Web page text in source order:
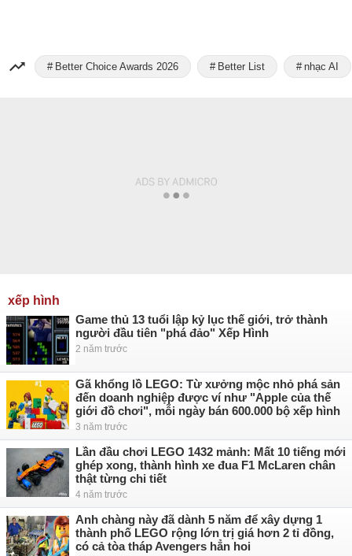
Better Choice Awards 2026 Better List nhạc AI
xếp hình
Game thủ 13 tuổi lập kỷ lục thế giới, trở thành
người đầu tiên "phá đảo" Xếp Hình
2 năm trước
Gã khổng lồ LEGO: Từ xưởng mộc nhỏ phá sản
đến doanh nghiệp được ví như "Apple của thế
giới đồ chơi", mỗi ngày bán 600.000 bộ xếp hình
3 năm trước
Lần đầu chơi LEGO 1432 mảnh: Mất 10 tiếng mới
ghép xong, thành hình xe đua F1 McLaren chân
thật từng chi tiết
4 năm trước
Anh chàng này đã dành 5 năm để xây dựng 1
thành phố LEGO rộng lớn trị giá hơn 2 tỉ đồng,
có cả tòa tháp Avengers hẳn hoi